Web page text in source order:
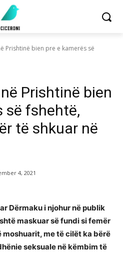
Prishtinë bien pre e kamerës së
Prishtinë bien
së fshehtë,
të shkuar në
4, 2021
Dërmaku i njohur në publik
maskuar së fundi si femër
me të cilët ka bërë
seksuale në këmbim të